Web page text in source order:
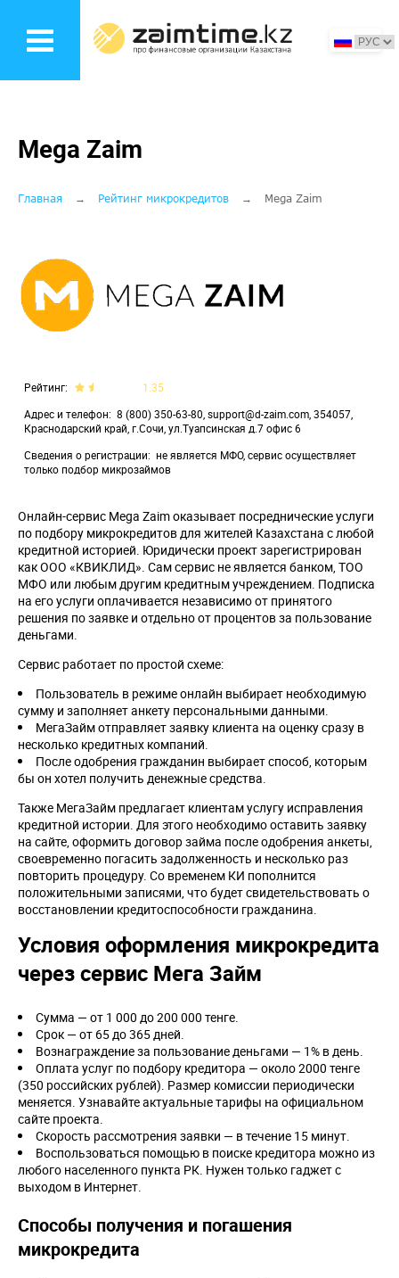
основному
Mega Zaim
Строка
Главная Рейтинг микрокредитов Mega Zaim
Рейтинг
1.35
Адрес и телефон
8 (800) 350-63-80, support@d-zaim.com, 354057,
Краснодарский край, г.Сочи, ул.Туапсинская д.7 офис 6
Сведения о регистрации
не является МФО, сервис осуществляет
только подбор микрозаймов
Онлайн-сервис Mega Zaim оказывает посреднические услуги
по подбору микрокредитов для жителей Казахстана с любой
кредитной историей. Юридически проект зарегистрирован
как ООО «КВИКЛИД». Сам сервис не является банком, ТОО
МФО или любым другим кредитным учреждением. Подписка
на его услуги оплачивается независимо от принятого
решения по заявке и отдельно от процентов за пользование
деньгами.
Сервис работает по простой схеме:
Пользователь в режиме онлайн выбирает необходимую
сумму и заполняет анкету персональными данными.
МегаЗайм отправляет заявку клиента на оценку сразу в
несколько кредитных компаний.
После одобрения гражданин выбирает способ, которым
бы он хотел получить денежные средства.
Также МегаЗайм предлагает клиентам услугу исправления
кредитной истории. Для этого необходимо оставить заявку
на сайте, оформить договор займа после одобрения анкеты,
своевременно погасить задолженность и несколько раз
повторить процедуру. Со временем КИ пополнится
положительными записями, что будет свидетельствовать о
восстановлении кредитоспособности гражданина.
Условия оформления микрокредита
через сервис Мега Займ
Сумма — от 1 000 до 200 000 тенге.
Срок — от 65 до 365 дней.
Вознаграждение за пользование деньгами — 1% в день.
Оплата услуг по подбору кредитора — около 2000 тенге
(350 российских рублей). Размер комиссии периодически
меняется. Узнавайте актуальные тарифы на официальном
сайте проекта.
Скорость рассмотрения заявки — в течение 15 минут.
Воспользоваться помощью в поиске кредитора можно из
любого населенного пункта РК. Нужен только гаджет с
выходом в Интернет.
Способы получения и погашения
микрокредита